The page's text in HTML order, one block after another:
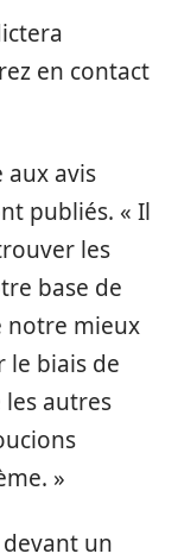
en contact
avis
publiés. « Il
les
base de
notre mieux
le biais de
autres
»
un